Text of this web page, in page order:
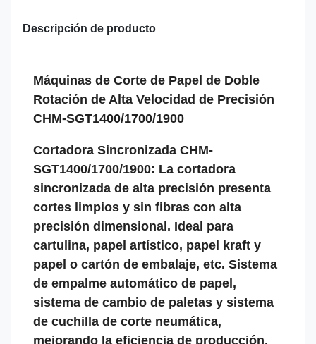
Descripción de producto
Máquinas de Corte de Papel de Doble
Rotación de Alta Velocidad de Precisión
CHM-SGT1400/1700/1900
Cortadora Sincronizada CHM-
SGT1400/1700/1900: La cortadora
sincronizada de alta precisión presenta
cortes limpios y sin fibras con alta
precisión dimensional. Ideal para
cartulina, papel artístico, papel kraft y
papel o cartón de embalaje, etc. Sistema
de empalme automático de papel,
sistema de cambio de paletas y sistema
de cuchilla de corte neumática,
mejorando la eficiencia de producción.